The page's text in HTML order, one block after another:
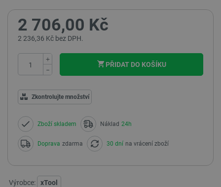
2 706,00 Kč
2 236,36 Kč bez DPH.
+
−
PŘIDAT DO KOŠÍKU
Zkontrolujte množství
Zboží skladem Náklad 24h
Doprava zdarma 30 dní na vrácení zboží
Výrobce: xTool